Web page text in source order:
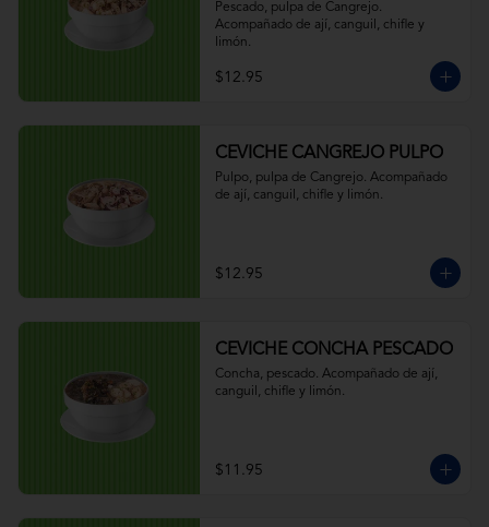
Pescado, pulpa de Cangrejo.
Acompañado de ají, canguil, chifle y
limón.
$12.95
CEVICHE CANGREJO PULPO
Pulpo, pulpa de Cangrejo. Acompañado
de ají, canguil, chifle y limón.
$12.95
CEVICHE CONCHA PESCADO
Concha, pescado. Acompañado de ají,
canguil, chifle y limón.
$11.95